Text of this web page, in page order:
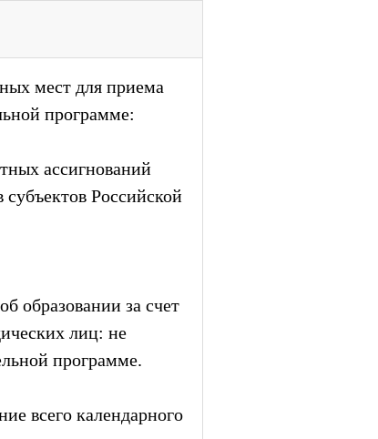
мест для приема
программе:
ассигнований
Российской
образовании за счет
лиц: не
программе.
всего календарного